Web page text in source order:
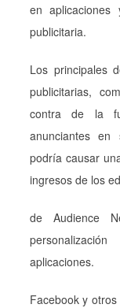
en
publicitaria.
Los principales
publicitarias,
contra de la
anunciantes
podría causar
ingresos de los
de Audience
aplicaciones.
Facebook y